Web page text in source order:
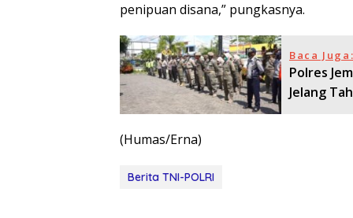
penipuan disana,” pungkasnya.
Baca Juga:
Polres
Jelang
(Humas/Erna)
Berita TNI-POLRI